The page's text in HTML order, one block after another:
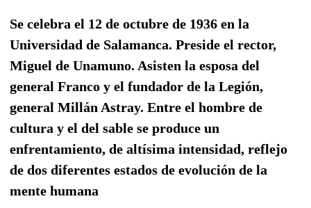
Se celebra el 12 de octubre de 1936 en la
Universidad de Salamanca. Preside el rector,
Miguel de Unamuno. Asisten la esposa del
general Franco y el fundador de la Legión,
general Millán Astray. Entre el hombre de
cultura y el del sable se produce un
enfrentamiento, de altísima intensidad, reflejo
de dos diferentes estados de evolución de la
mente humana